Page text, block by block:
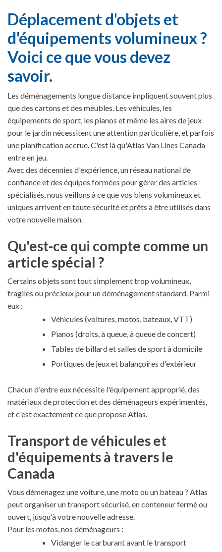
Déplacement d'objets et
d'équipements volumineux ?
Voici ce que vous devez
savoir.
Les déménagements longue distance impliquent souvent plus
que des cartons et des meubles. Les véhicules, les
équipements de sport, les pianos et même les aires de jeux
pour le jardin nécessitent une attention particulière, et parfois
une planification accrue. C'est là qu'Atlas Van Lines Canada
entre en jeu.
Avec des décennies d'expérience, un réseau national de
confiance et des équipes formées pour gérer des articles
spécialisés, nous veillons à ce que vos biens volumineux et
uniques arrivent en toute sécurité et prêts à être utilisés dans
votre nouvelle maison.
Qu'est-ce qui compte comme un
article spécial ?
Certains objets sont tout simplement trop volumineux,
fragiles ou précieux pour un déménagement standard. Parmi
eux :
Véhicules (voitures, motos, bateaux, VTT)
Pianos (droits, à queue, à queue de concert)
Tables de billard et salles de sport à domicile
Portiques de jeux et balançoires d'extérieur
Chacun d'entre eux nécessite l'équipement approprié, des
matériaux de protection et des déménageurs expérimentés,
et c'est exactement ce que propose Atlas.
Transport de véhicules et
d'équipements à travers le
Canada
Vous déménagez une voiture, une moto ou un bateau ? Atlas
peut organiser un transport sécurisé, en conteneur fermé ou
ouvert, jusqu'à votre nouvelle adresse.
Pour les motos, nos déménageurs :
Vidanger le carburant avant le transport